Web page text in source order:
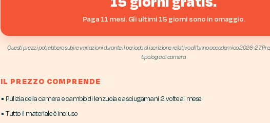
Paga 11 mesi. Gli ultimi 15 giorni sono in omaggio.
Questi prezzi potrebbero subire variazioni durante il periodo di iscrizione relativo all'anno accademico 2026-27.
tipologia di camera.
IL PREZZO COMPRENDE
▪ Pulizia della camera e cambio di lenzuola e asciugamani 2 volte al mese
▪ Tutto il materiale è incluso